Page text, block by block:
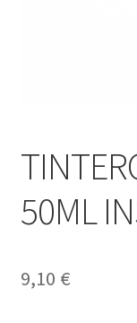
50ML
9,10 €